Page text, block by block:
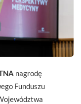
nagrodę
Funduszu